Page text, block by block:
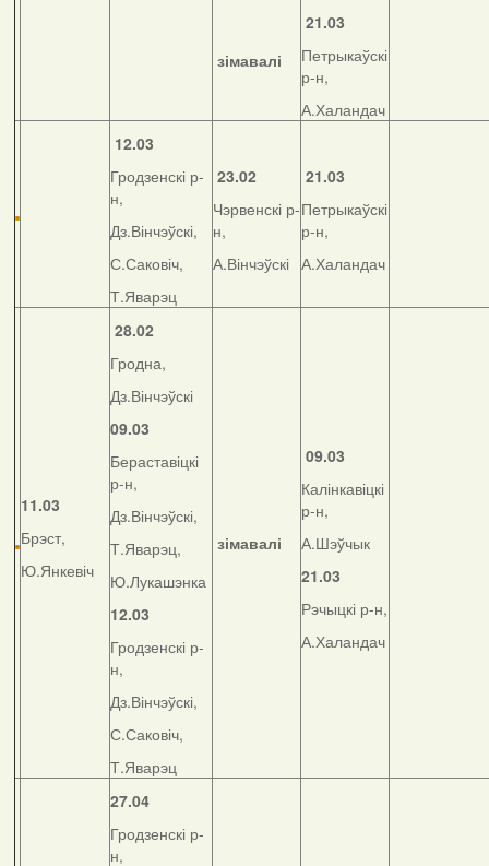
зімавалі
21.03
Петрыкаўскі
р-н,
А.Халандач
12.03
Гродзенскі р-
н,
Дз.Вінчэўскі,
С.Саковіч,
Т.Яварэц
23.02
Чэрвенскі р-
н,
А.Вінчэўскі
21.03
Петрыкаўскі
р-н,
А.Халандач
11.03
Брэст,
Ю.Янкевіч
28.02
Гродна,
Дз.Вінчэўскі
09.03
Бераставіцкі
р-н,
Дз.Вінчэўскі,
Т.Яварэц,
Ю.Лукашэнка
12.03
Гродзенскі р-
н,
Дз.Вінчэўскі,
С.Саковіч,
Т.Яварэц
зімавалі
09.03
Калінкавіцкі
р-н,
А.Шэўчык
21.03
Рэчыцкі р-н,
А.Халандач
27.04
Гродзенскі р-
н,